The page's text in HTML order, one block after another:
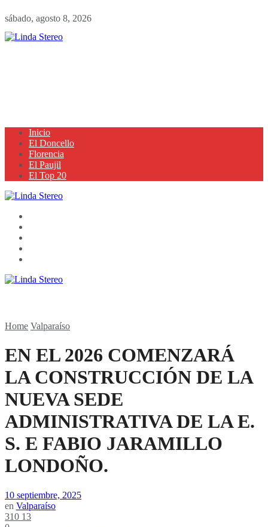
sábado, agosto 8, 2026
Inicio
El Doncello
Florencia
El Paujil
El Top 20
Home Valparaíso
EN EL 2026 COMENZARÁ
LA CONSTRUCCIÓN DE LA
NUEVA SEDE
ADMINISTRATIVA DE LA E.
S. E FABIO JARAMILLO
LONDOÑO.
10 septiembre, 2025
en Valparaíso
310 13